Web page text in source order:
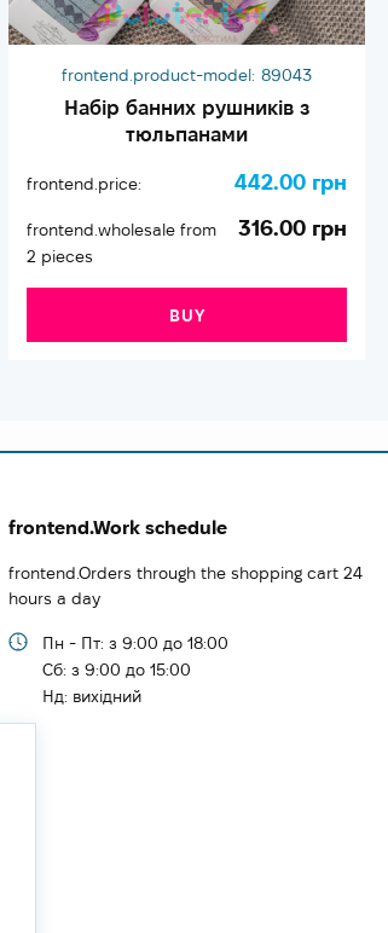
frontend.product-model: 89043
Набір банних рушників з
тюльпанами
frontend.price: 442.00 грн
frontend.wholesale from
2 pieces
316.00 грн
BUY
frontend.Work schedule
frontend.Orders through the shopping cart 24
hours a day
Пн - Пт: з 9:00 до 18:00
Cб: з 9:00 до 15:00
Нд: вихідний